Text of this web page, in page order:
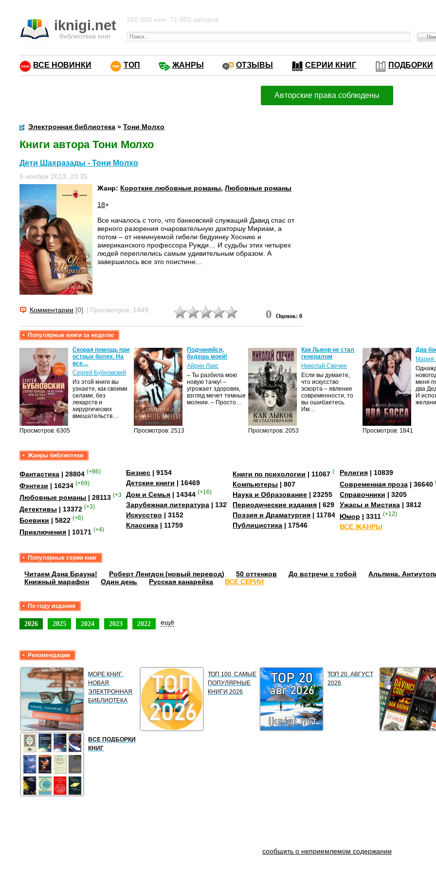
iknigi.net
библиотека книг
282 000 книг, 71 000 авторов
ВСЕ НОВИНКИ ТОП ЖАНРЫ ОТЗЫВЫ СЕРИИ КНИГ ПОДБОРКИ
Авторские права соблюдены
Электронная библиотека »Тони Молхо
Книги автора Тони Молхо
Дети Шахразады - Тони Молхо
9 ноября 2013, 23:35
Жанр: Короткие любовные романы,Любовные романы
18+
Все началось с того, что банковский служащий Давид спас от
верного разорения очаровательную докторшу Мириам, а
потом – от неминуемой гибели бедуинку Хоснию и
американского профессора Ружди… И судьбы этих четырех
людей переплелись самым удивительным образом. А
завершилось все это поистине...
Комментарии [0] | Просмотров: 1449 0 Оценок: 0
Популярные книги за неделю
Просмотров: 6305
Скорая помощь при
острых болях. На
все…
Сергей Бубновский
Из этой книги вы
узнаете, как своими
силами, без
лекарств и
хирургических
вмешательств…
Просмотров: 2513
Подчиняйся,
будешь моей!
Айрин Лакс
– Ты разбила мою
новую тачку! –
угрожает здоровяк,
взгляд мечет темные
молнии. – Просто…
Просмотров: 2053
Как Лыков не стал
генералом
Николай Свечин
Если вы думаете,
что искусство
эскорта – явление
современности, то
вы ошибаетесь.
Им…
Просмотров: 1841
Два
Мария
меня
два
И
Жанры библиотеки
Фантастика | 28804 (+86)
Фэнтези | 16234 (+69)
Любовные романы | 28113 (+358)
Детективы | 13372 (+3)
Боевики | 5822 (+6)
Приключения | 10171 (+4)
Бизнес | 9154
Детские книги | 16469
Дом и Семья | 14344 (+16)
Зарубежная литература | 13273
Искусство | 3152
Классика | 11759
Книги по психологии | 11067 (+3)
Компьютеры | 807
Наука и Образование | 23255
Периодические издания | 629
Поэзия и Драматургия | 11784
Публицистика | 17546
Религия| 10839
Современная проза| 36640
Справочники | 3205
Ужасы и Мистика| 3812
Юмор | 3311 (+12)
ВСЕ ЖАНРЫ
Популярные серии книг
Читаем Дэна Брауна! Роберт Ленгдон (новый перевод) 50 оттенков До встречи с тобой
Альпина.
Книжный марафон
Один день Русская канарейка ВСЕ СЕРИИ
По году издания
2026 2025 2024 2023 2022 ещё
Рекомендации
МОРЕ КНИГ.
НОВАЯ
ЭЛЕКТРОННАЯ
БИБЛИОТЕКА
ТОП 100. САМЫЕ
ПОПУЛЯРНЫЕ
КНИГИ 2026
ТОП 20. АВГУСТ
2026
ВСЕ ПОДБОРКИ
КНИГ
сообщить о неприемлемом содержании